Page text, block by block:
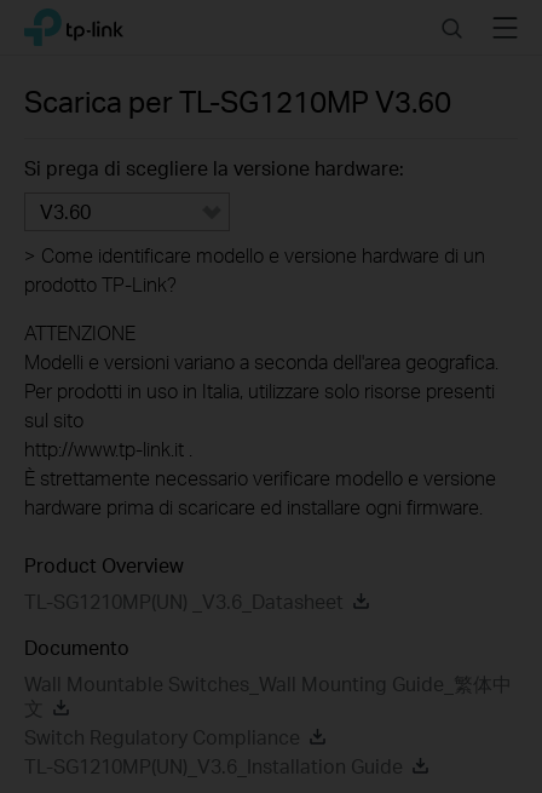
Click
navigation
TP-Link, Reliably Smart SearchMenu
Scarica perTL-SG1210MP V3.60
Si prega di scegliere la versione hardware:
V3.60
> Come identificare modello e versione hardware di un
prodotto TP-Link?
ATTENZIONE
Modelli e versioni variano a seconda dell'area geografica.
Per prodotti in uso in Italia, utilizzare solo risorse presenti
sul sito
http://www.tp-link.it .
È strettamente necessario verificare modello e versione
hardware prima di scaricare ed installare ogni firmware.
Product Overview
TL-SG1210MP(UN) _V3.6_Datasheet
Documento
Wall Mountable Switches_Wall Mounting Guide_繁体中
文
Switch Regulatory Compliance
TL-SG1210MP(UN)_V3.6_Installation Guide